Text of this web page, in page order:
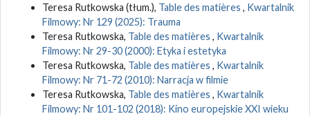
Teresa Rutkowska (tłum.), Table des matières , Kwartalnik
Filmowy: Nr 129 (2025): Trauma
Teresa Rutkowska, Table des matières , Kwartalnik
Filmowy: Nr 29-30 (2000): Etyka i estetyka
Teresa Rutkowska, Table des matières , Kwartalnik
Filmowy: Nr 71-72 (2010): Narracja w filmie
Teresa Rutkowska, Table des matières , Kwartalnik
Filmowy: Nr 101-102 (2018): Kino europejskie XXI wieku